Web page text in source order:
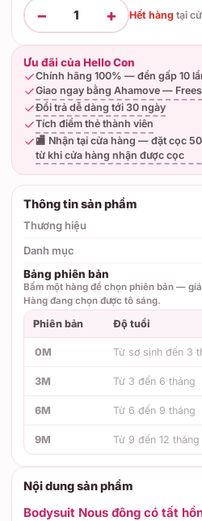
− 1 + Hết hàng tại
Ưu đãi của Hello Con
Chính hãng 100% — đền gấp 10
Giao ngay bằng Ahamove —
Đổi trả dễ dàng tới 30 ngày
Tích điểm thẻ thành viên
🏬 Nhận tại cửa hàng — đặt cọc
từ khi cửa hàng nhận được cọc
Thông tin sản phẩm
Thương hiệu
Danh mục
Bảng phiên bản
Bấm một hàng để chọn phiên bản —
Hàng đang chọn được tô sáng.
Phiên bản Độ tuổi
0M Từ sơ sinh đến 3
3M Từ 3 đến 6 tháng
6M Từ 6 đến 9 tháng
9M Từ 9 đến 12 tháng
Nội dung sản phẩm
Bodysuit Nous đông có tất